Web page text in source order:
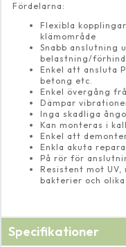
Fördelarna:
Flexibla
klämområde
Snabb anslutning
belastning/
Enkel att ansluta
betong etc.
Enkel övergång
Dämpar
Inga skadliga
Kan monteras i
Enkel att
Enkla akuta
På rör för
Resistent mot
bakterier och
Specifikationer